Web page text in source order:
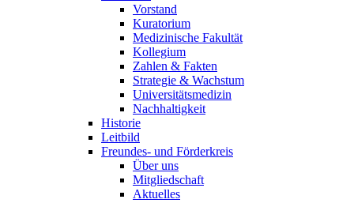
Vorstand
Kuratorium
Medizinische Fakultät
Kollegium
Zahlen & Fakten
Strategie & Wachstum
Universitätsmedizin
Nachhaltigkeit
Historie
Leitbild
Freundes- und Förderkreis
Über uns
Mitgliedschaft
Aktuelles